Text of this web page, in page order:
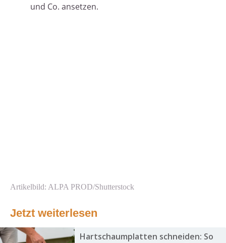
und Co. ansetzen.
Artikelbild: ALPA PROD/Shutterstock
Jetzt weiterlesen
Hartschaumplatten schneiden: So